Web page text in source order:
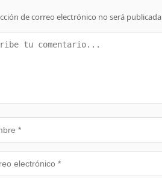
de correo electrónico no será